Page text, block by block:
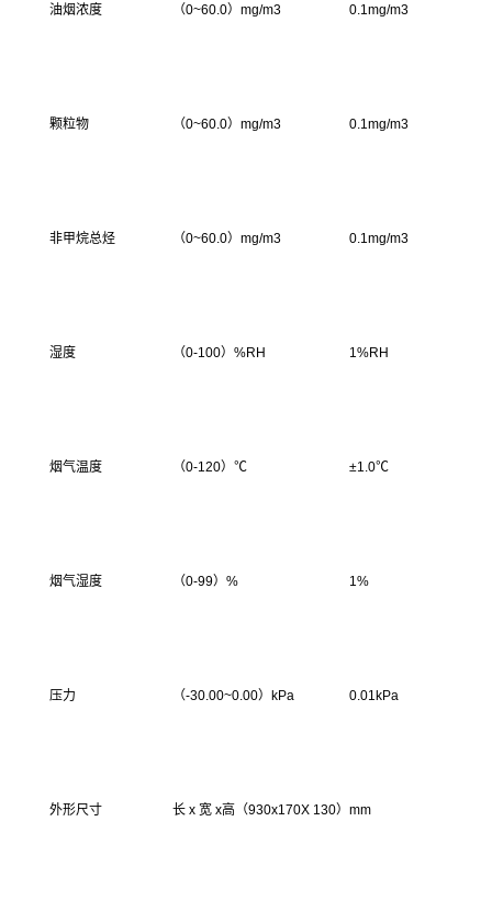
油烟浓度 （0~60.0）mg/m3 0.1mg/m3
颗粒物 （0~60.0）mg/m3 0.1mg/m3
非甲烷总烃 （0~60.0）mg/m3 0.1mg/m3
湿度 （0-100）%RH 1%RH
烟气温度 （0-120）℃ ±1.0℃
烟气湿度 （0-99）% 1%
压力 （-30.00~0.00）kPa 0.01kPa
外形尺寸 长 x 宽 x高（930x170X 130）mm